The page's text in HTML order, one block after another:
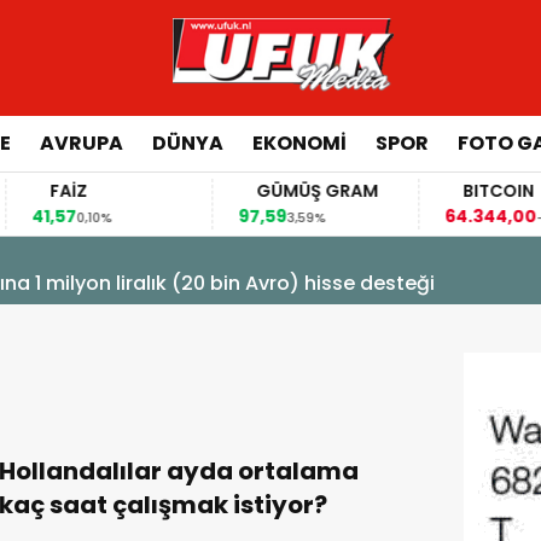
AVRUPA DÜNYA EKONOMI SPOR FOTO
FAİZ
41,570,10%
GÜMÜŞ GRAM
97,593,59%
BITCOIN
64.344,00-
1 milyon liralık (20 bin Avro) hisse desteği
Hollandalılar ayda ortalama
kaç saat çalışmak istiyor?